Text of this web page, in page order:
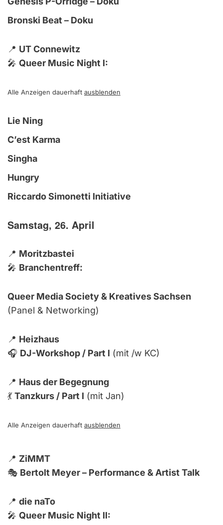
Bronski Beat – Doku
📍 UT Connewitz
🎤 Queer Music Night I:
Alle Anzeigen dauerhaft ausblenden
Lie Ning
C’est Karma
Singha
Hungry
Riccardo Simonetti Initiative
Samstag, 26. April
📍 Moritzbastei
🎤 Branchentreff:
Queer Media Society & Kreatives Sachsen
(Panel & Networking)
📍 Heizhaus
🎧 DJ-Workshop / Part I (mit /w KC)
📍 Haus der Begegnung
💃 Tanzkurs / Part I (mit Jan)
Alle Anzeigen dauerhaft ausblenden
📍 ZiMMT
🎭 Bertolt Meyer – Performance & Artist Talk
📍 die naTo
🎤 Queer Music Night II: